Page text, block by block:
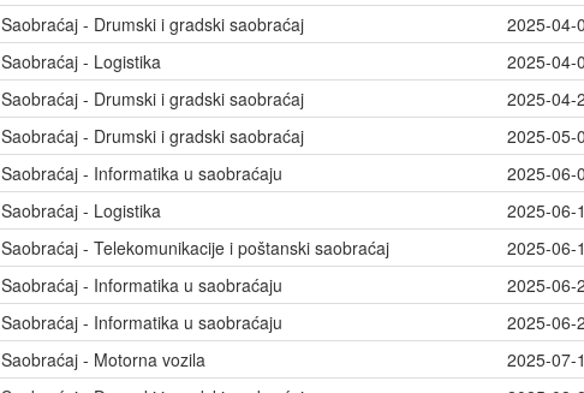
Saobraćaj - Drumski i gradski saobraćaj
2025-04-
Saobraćaj - Logistika
2025-04-
Saobraćaj - Drumski i gradski saobraćaj
2025-04-
Saobraćaj - Drumski i gradski saobraćaj
2025-05-
Saobraćaj - Informatika u saobraćaju
2025-06-
Saobraćaj - Logistika
2025-06-
Saobraćaj - Telekomunikacije i poštanski saobraćaj
2025-06-
Saobraćaj - Informatika u saobraćaju
2025-06-
Saobraćaj - Informatika u saobraćaju
2025-06-
Saobraćaj - Motorna vozila
2025-07-